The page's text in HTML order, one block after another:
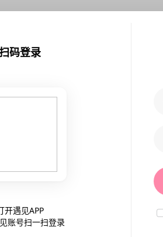
码登录
开遇见APP
账号扫一扫登录